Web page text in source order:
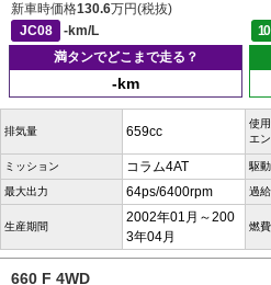
新車時価格130.6万円(税抜)
JC08
-km/L
満タンでどこまで走る？
-km
排気量 659cc
使
エ
ミッション コラム4AT 駆
最大出力 64ps/6400rpm 過
生産期間
2002年01月～200
3年04月
燃
660 F 4WD